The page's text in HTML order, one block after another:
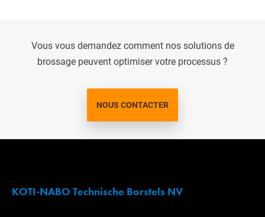
Vous vous demandez comment nos solutions de
brossage peuvent optimiser votre processus ?
NOUS CONTACTER
KOTI-NABO Technische Borstels NV